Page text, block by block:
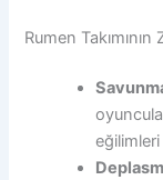
Rumen Takımının